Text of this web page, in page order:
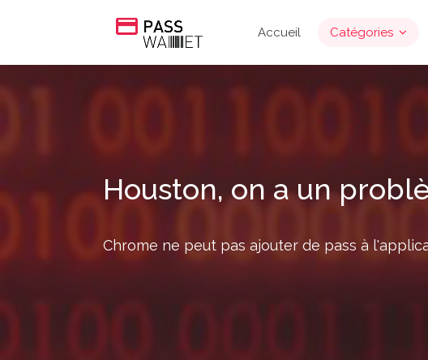
Accueil Catégories
Houston, on a un
Chrome ne peut pas ajouter de pass à